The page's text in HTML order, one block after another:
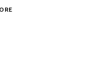
KONFERÁNSA